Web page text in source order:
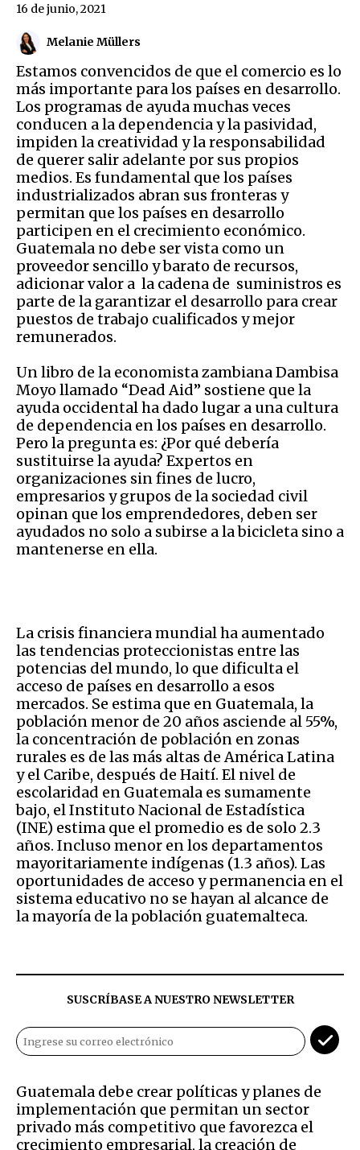
Melanie Müllers
16 de junio, 2021
Estamos convencidos de que el comercio es lo
más importante para los países en desarrollo.
Los programas de ayuda muchas veces
conducen a la dependencia y la pasividad,
impiden la creatividad y la responsabilidad
de querer salir adelante por sus propios
medios. Es fundamental que los países
industrializados abran sus fronteras y
permitan que los países en desarrollo
participen en el crecimiento económico.
Guatemala no debe ser vista como un
proveedor sencillo y barato de recursos,
adicionar valor a la cadena de suministros es
parte de la garantizar el desarrollo para crear
puestos de trabajo cualificados y mejor
remunerados.
Un libro de la economista zambiana Dambisa
Moyo llamado “Dead Aid” sostiene que la
ayuda occidental ha dado lugar a una cultura
de dependencia en los países en desarrollo.
Pero la pregunta es: ¿Por qué debería
sustituirse la ayuda? Expertos en
organizaciones sin fines de lucro,
empresarios y grupos de la sociedad civil
opinan que los emprendedores, deben ser
ayudados no solo a subirse a la bicicleta sino a
mantenerse en ella.
La crisis financiera mundial ha aumentado
las tendencias proteccionistas entre las
potencias del mundo, lo que dificulta el
acceso de países en desarrollo a esos
mercados. Se estima que en Guatemala, la
población menor de 20 años asciende al 55%,
la concentración de población en zonas
rurales es de las más altas de América Latina
y el Caribe, después de Haití. El nivel de
escolaridad en Guatemala es sumamente
bajo, el Instituto Nacional de Estadística
(INE) estima que el promedio es de solo 2.3
años. Incluso menor en los departamentos
mayoritariamente indígenas (1.3 años). Las
oportunidades de acceso y permanencia en el
sistema educativo no se hayan al alcance de
la mayoría de la población guatemalteca.
SUSCRÍBASE A NUESTRO NEWSLETTER
Guatemala debe crear políticas y planes de
implementación que permitan un sector
privado más competitivo que favorezca el
crecimiento empresarial, la creación de